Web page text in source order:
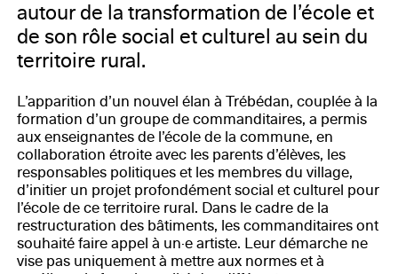
autour de la transformation de l’école et
de son rôle social et culturel au sein du
territoire rural.
L’apparition d’un nouvel élan à Trébédan, couplée à la
formation d’un groupe de commanditaires, a permis
aux enseignantes de l’école de la commune, en
collaboration étroite avec les parents d’élèves, les
responsables politiques et les membres du village,
d’initier un projet profondément social et culturel pour
l’école de ce territoire rural. Dans le cadre de la
restructuration des bâtiments, les commanditaires ont
souhaité faire appel à un·e artiste. Leur démarche ne
vise pas uniquement à mettre aux normes et à